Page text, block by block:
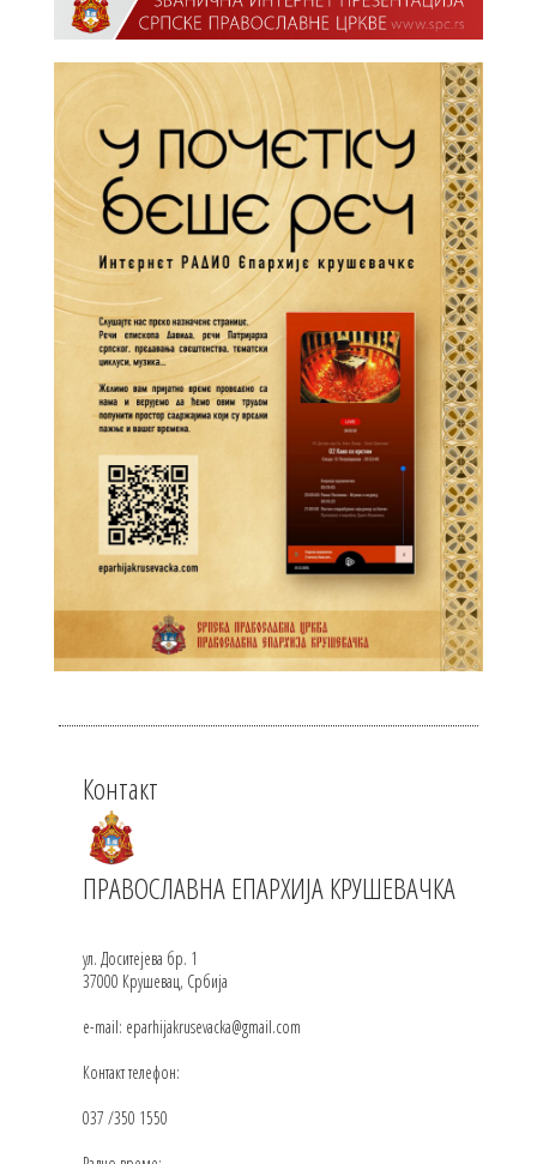
Контакт
ПРАВОСЛАВНА ЕПАРХИЈА КРУШЕВАЧКА
ул. Доситејева бр. 1
37000 Крушевац, Србија
e-mail: eparhijakrusevacka@gmail.com
Контакт телефон:
037 /350 1550